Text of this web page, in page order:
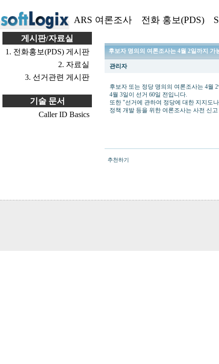
ARS 여론조사 전화 홍보(PDS)
게시판/자료실
1. 전화홍보(PDS) 게시판
2. 자료실
3. 선거관련 게시판
기술 문서
Caller ID Basics
후보자 명의의 여론조사는 4월 2일까지 가
관리자
후보자 또는 정당 명의의 여론조사는 4월
4월 3일이 선거 60일 전입니다.
또한 "선거에 관하여 정당에 대한 지지도
정책 개발 등을 위한 여론조사는 사전 신
추천하기